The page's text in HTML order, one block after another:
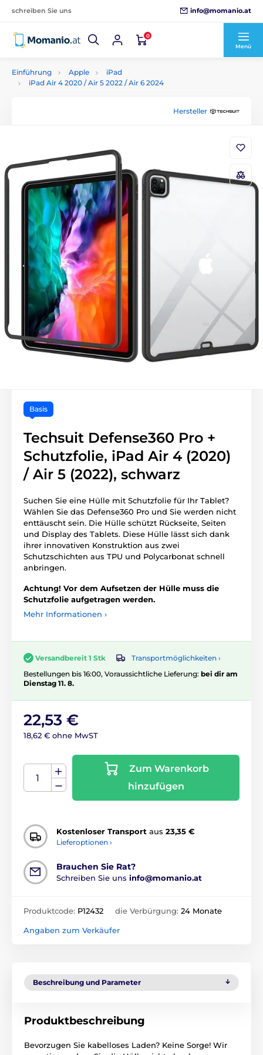
schreiben Sie uns info@momanio.at
0
Menü
Einführung Apple
iPad
iPad Air 4 2020 / Air 5 2022 / Air 6 2024
Hersteller
Basis
Techsuit Defense360 Pro +
Schutzfolie, iPad Air 4 (2020)
/ Air 5 (2022), schwarz
Suchen Sie eine Hülle mit Schutzfolie für Ihr Tablet?
Wählen Sie das Defense360 Pro und Sie werden nicht
enttäuscht sein. Die Hülle schützt Rückseite, Seiten
und Display des Tablets. Diese Hülle lässt sich dank
ihrer innovativen Konstruktion aus zwei
Schutzschichten aus TPU und Polycarbonat schnell
anbringen.
Achtung! Vor dem Aufsetzen der Hülle muss die
Schutzfolie aufgetragen werden.
Mehr Informationen ›
Versandbereit 1 Stk
Transportmöglichkeiten ›
Bestellungen bis 16:00, Voraussichtliche Lieferung: bei dir am
Dienstag 11. 8.
22,53 €
18,62 € ohne MwST
Zum Warenkorb
hinzufügen
Kostenloser Transport aus 23,35 €
Lieferoptionen ›
Brauchen Sie Rat?
Schreiben Sie uns info@momanio.at
Produktcode: P12432 die Verbürgung: 24 Monate
Angaben zum Verkäufer
Beschreibung und Parameter
Produktbeschreibung
Bevorzugen Sie kabelloses Laden? Keine Sorge! Wir